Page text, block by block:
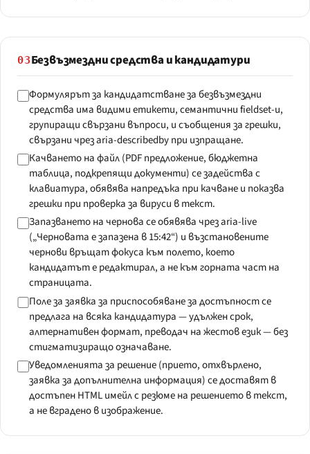
03Безвъзмездни средства и кандидатури
Формулярът за кандидатстване за безвъзмездни
средства има видими етикети, семантични fieldset-и,
групиращи свързани въпроси, и съобщения за грешки,
свързани чрез aria-describedby при изпращане.
Качването на файл (PDF предложение, бюджетна
таблица, подкрепящи документи) се задейства с
клавиатура, обявява напредъка при качване и показва
грешки при проверка за вируси в текст.
Запазването на чернова се обявява чрез aria-live
(„Черновата е запазена в 15:42“) и възстановените
чернови връщат фокуса към полето, което
кандидатът е редактирал, а не към горната част на
страницата.
Поле за заявка за приспособяване за достъпност се
предлага на всяка кандидатура — удължен срок,
алтернативен формат, преводач на жестов език — без
стигматизиращо означаване.
Уведомленията за решение (прието, отхвърлено,
заявка за допълнителна информация) се доставят в
достъпен HTML имейл с резюме на решението в текст,
а не вградено в изображение.